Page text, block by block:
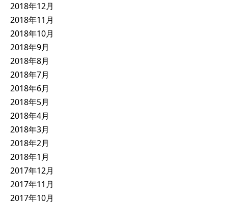
2018年12月
2018年11月
2018年10月
2018年9月
2018年8月
2018年7月
2018年6月
2018年5月
2018年4月
2018年3月
2018年2月
2018年1月
2017年12月
2017年11月
2017年10月